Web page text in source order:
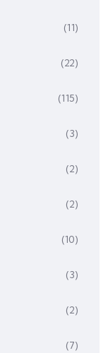
(11)
(22)
(115)
(3)
(2)
(2)
(10)
(3)
(2)
(7)